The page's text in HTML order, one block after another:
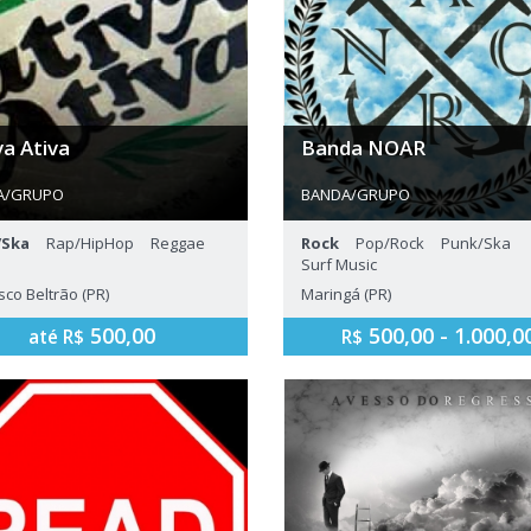
Ativa
GRUPO
próprio.Rap/HipHop
Reggae
Beltrão (PR)
até R$ 500,00
Banda NOAR
BANDA/GRUPO
2013 em Maringá e após 2 anos
gravações , saiu dos estúdios
surgiu a necessidade de nos
Rock Pop/Rock
Punk/Ska
Surf Music
Maringá (PR)
R$ 500,00 -